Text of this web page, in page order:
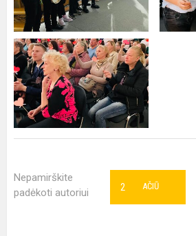
Nepamirškite
padėkoti autoriui
AČIŪ
2